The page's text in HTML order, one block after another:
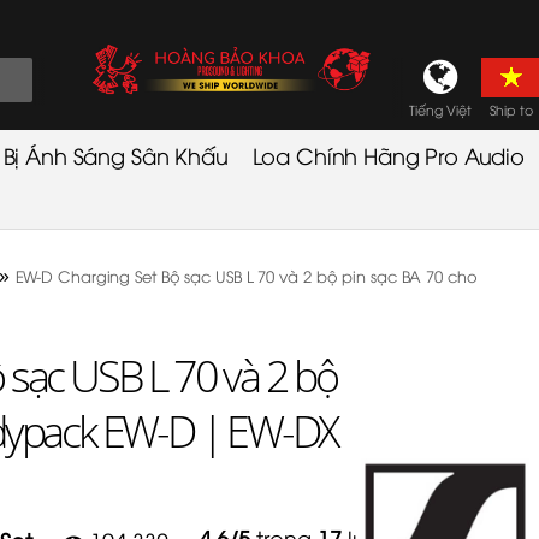
Tiếng Việt Ship to
Ánh Sáng Sân Khấu Loa Chính Hãng Pro Audio
» EW-D Charging Set Bộ sạc USB L 70 và 2 bộ pin sạc BA 70 cho
USB L 70 và 2 bộ
EW-D | EW-DX